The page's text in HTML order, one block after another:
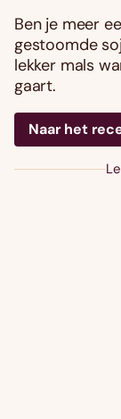
Ben je meer
gestoomde
lekker mals
gaart.
Naar het